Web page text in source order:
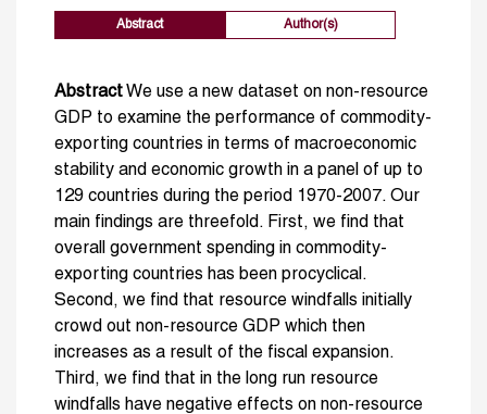
Abstract Author(s)
Abstract We use a new dataset on non-resource
GDP to examine the performance of commodity-
exporting countries in terms of macroeconomic
stability and economic growth in a panel of up to
129 countries during the period 1970-2007. Our
main findings are threefold. First, we find that
overall government spending in commodity-
exporting countries has been procyclical.
Second, we find that resource windfalls initially
crowd out non-resource GDP which then
increases as a result of the fiscal expansion.
Third, we find that in the long run resource
windfalls have negative effects on non-resource